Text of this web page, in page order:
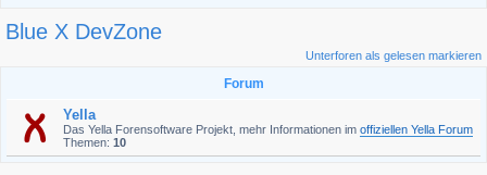
Blue X DevZone
Unterforen als gelesen markieren
Forum
Yella
Das Yella Forensoftware Projekt, mehr Informationen im offiziellen Yella Forum
Themen: 10